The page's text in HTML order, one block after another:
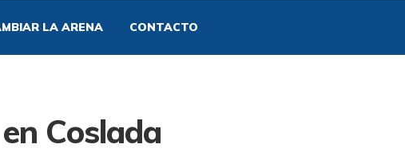
LA ARENA CONTACTO
Coslada